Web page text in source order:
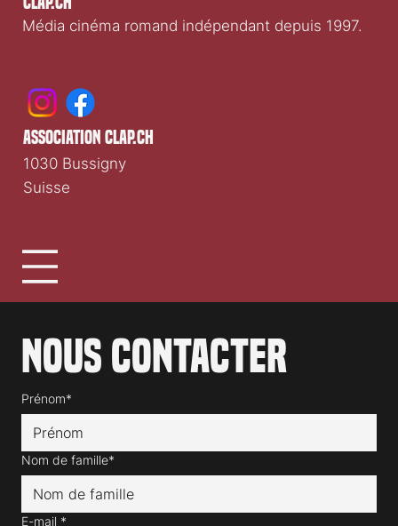
Clap.ch
Nous contacter
Prénom*
Nom de famille*
association clap.ch
1030 Bussigny